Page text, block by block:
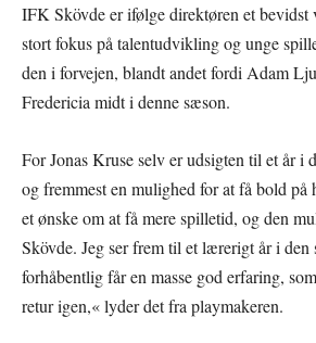
IFK Skövde er ifølge direktøren et bevidst
stort fokus på talentudvikling og unge
den i forvejen, blandt andet fordi Adam
Fredericia midt i denne sæson.
For Jonas Kruse selv er udsigten til et år i
og fremmest en mulighed for at få bold på
et ønske om at få mere spilletid, og den
Skövde. Jeg ser frem til et lærerigt år i den
forhåbentlig får en masse god erfaring,
retur igen,« lyder det fra playmakeren.